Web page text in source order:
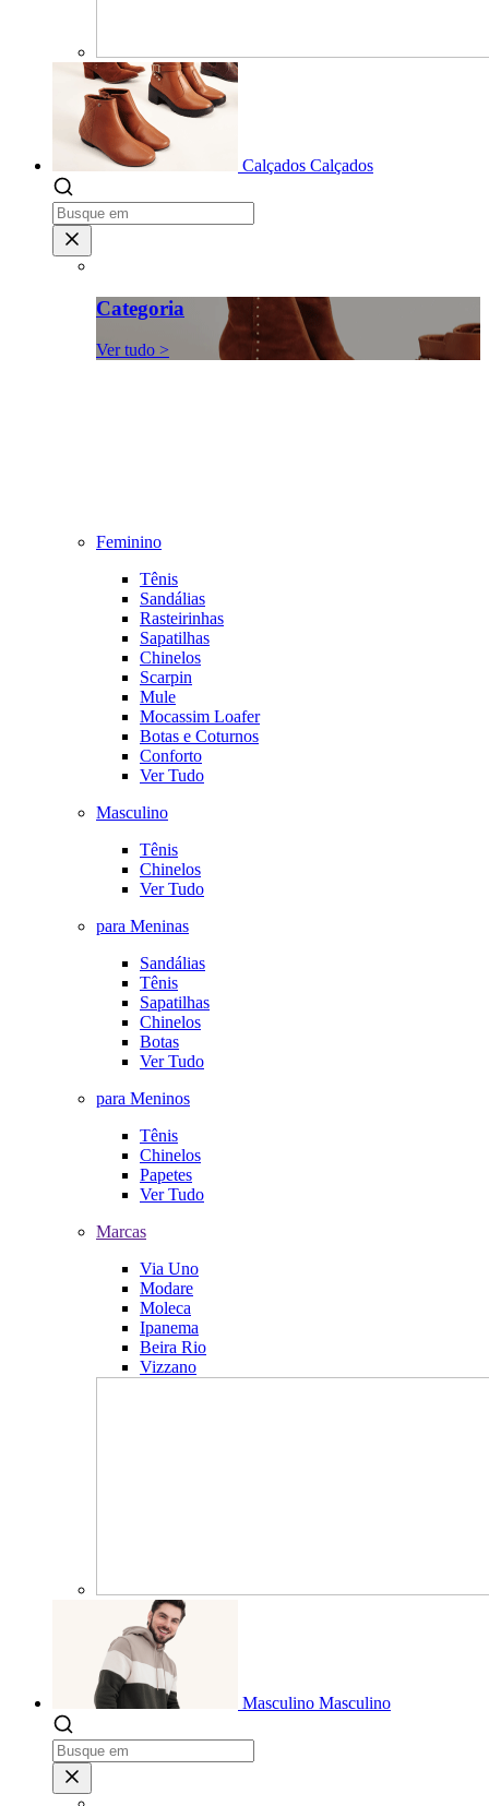
Calçados Calçados
Categoria
Ver tudo >
Feminino
Tênis
Sandálias
Rasteirinhas
Sapatilhas
Chinelos
Scarpin
Mule
Mocassim Loafer
Botas e Coturnos
Conforto
Ver Tudo
Masculino
Tênis
Chinelos
Ver Tudo
para Meninas
Sandálias
Tênis
Sapatilhas
Chinelos
Botas
Ver Tudo
para Meninos
Tênis
Chinelos
Papetes
Ver Tudo
Marcas
Via Uno
Modare
Moleca
Ipanema
Beira Rio
Vizzano
Masculino Masculino